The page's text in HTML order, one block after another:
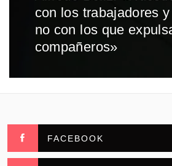
siguiente:
con los trabajadores
no con los que
compañeros»
FACEBOOK